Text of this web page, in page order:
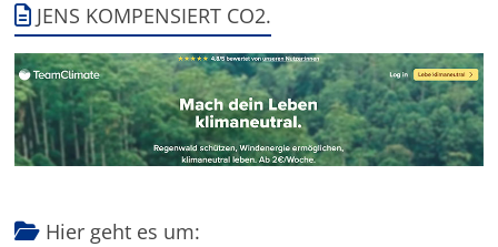
JENS KOMPENSIERT CO2.
Hier geht es um: